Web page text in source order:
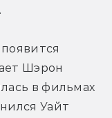
Шэрон
в фильмах
Уайт